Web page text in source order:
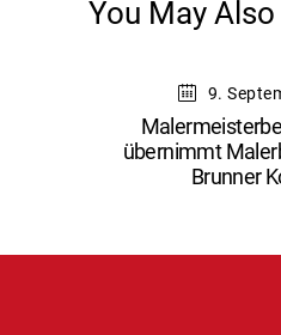
You May
9.
übernimmt
Brunner